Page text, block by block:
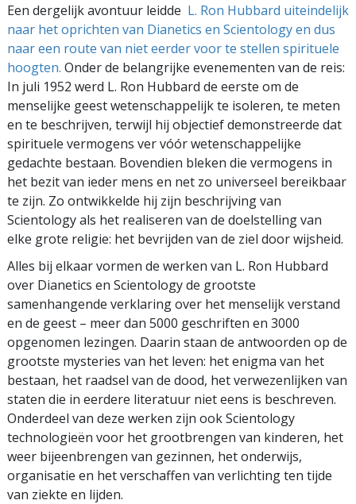
Een dergelijk avontuur leidde L. Ron Hubbard uiteindelijk
naar het oprichten van Dianetics en Scientology en dus
naar een route van niet eerder voor te stellen spirituele
hoogten. Onder de belangrijke evenementen van de reis:
In juli 1952 werd L. Ron Hubbard de eerste om de
menselijke geest wetenschappelijk te isoleren, te meten
en te beschrijven, terwijl hij objectief demonstreerde dat
spirituele vermogens ver vóór wetenschappelijke
gedachte bestaan. Bovendien bleken die vermogens in
het bezit van ieder mens en net zo universeel bereikbaar
te zijn. Zo ontwikkelde hij zijn beschrijving van
Scientology als het realiseren van de doelstelling van
elke grote religie: het bevrijden van de ziel door wijsheid.
Alles bij elkaar vormen de werken van L. Ron Hubbard
over Dianetics en Scientology de grootste
samenhangende verklaring over het menselijk verstand
en de geest – meer dan 5000 geschriften en 3000
opgenomen lezingen. Daarin staan de antwoorden op de
grootste mysteries van het leven: het enigma van het
bestaan, het raadsel van de dood, het verwezenlijken van
staten die in eerdere literatuur niet eens is beschreven.
Onderdeel van deze werken zijn ook Scientology
technologieën voor het grootbrengen van kinderen, het
weer bijeenbrengen van gezinnen, het onderwijs,
organisatie en het verschaffen van verlichting ten tijde
van ziekte en lijden.